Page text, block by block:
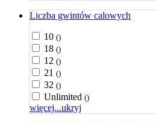
Liczba gwintów calowych
10 ()
18 ()
12 ()
21 ()
32 ()
Unlimited ()
więcej...ukryj